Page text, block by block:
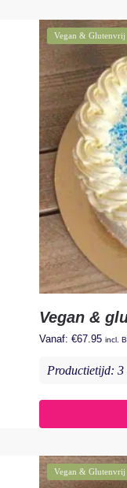
Vegan & Glutenvrij
Vegan &
Vanaf: €67.95 incl.
Productietijd: 3
Vegan & Glutenvrij